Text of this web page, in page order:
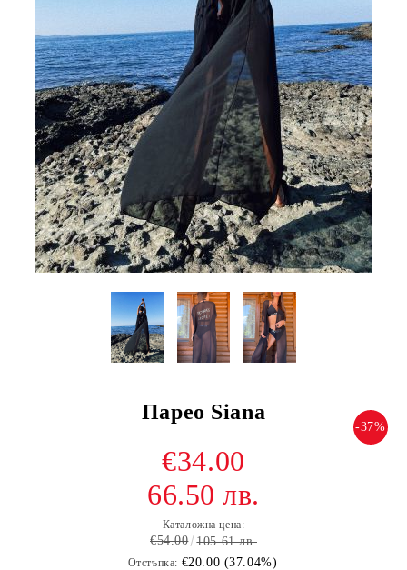
Парео Siana
-37%
€34.00
66.50 лв.
Каталожна цена:
€54.00 105.61 лв.
Отстъпка: €20.00 (37.04%)